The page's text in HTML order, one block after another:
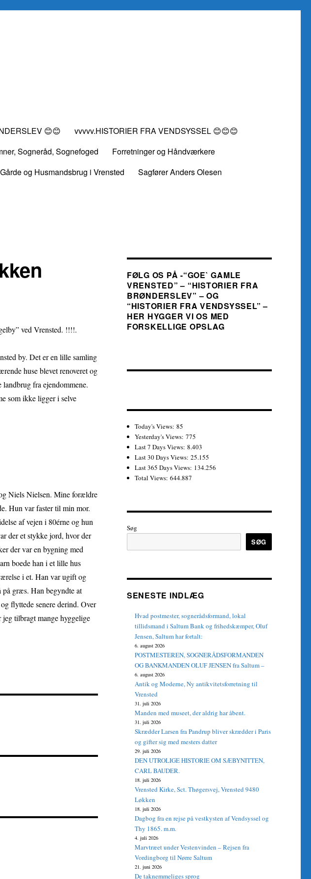
😊😊
vvvvv.HISTORIER FRA VENDSYSSEL 😊😊😊
Sogneråd, Sognefoged
Forretninger og Håndværkere
Gårde og Husmandsbrug i Vrensted
Sagfører Anders Olesen
ved Vrensted. !!!!.
by. Det er en lille samling
huse blevet renoveret og
fra ejendommene.
som ikke ligger i selve
Niels Nielsen. Mine forældre
Hun var faster til min mor.
af vejen i 80érne og hun
der et stykke jord, hvor der
der var en bygning med
boede han i et lille hus
i et. Han var ugift og
på græs. Han begyndte at
flyttede senere derind. Over
tilbragt mange hyggelige
FØLG OS PÅ -“GOE` GAMLE
VRENSTED” – “HISTORIER FRA
BRØNDERSLEV” – OG
“HISTORIER FRA VENDSYSSEL” –
HER HYGGER VI OS MED
FORSKELLIGE OPSLAG
Today's Views:85
Yesterday's Views:775
Last 7 Days Views:8.403
Last 30 Days Views:25.155
Last 365 Days Views: 134.256
Total Views:644.887
Søg
SØG
SENESTE INDLÆG
Hvad postmester, sognerådsformand, lokal
tillidsmand i Saltum Bank og frihedskæmper, Oluf
Jensen, Saltum har fortalt:
6. august 2026
POSTMESTEREN, SOGNERÅDSFORMANDEN
OG BANKMANDEN OLUF JENSEN fra Saltum –
6. august 2026
Antik og Moderne, Ny antikvitetsforretning til
Vrensted
31. juli 2026
Manden med museet, der aldrig har åbent.
31. juli 2026
Skrædder Larsen fra Pandrup bliver skrædder i Paris
og gifter sig med mesters datter
29. juli 2026
DEN UTROLIGE HISTORIE OM SÆBYNITTEN,
CARL BAUDER.
18. juli 2026
Vrensted Kirke, Sct. Thøgersvej, Vrensted 9480
Løkken
18. juli 2026
Dagbog fra en rejse på vestkysten af Vendsyssel og
Thy 1865. m.m.
4. juli 2026
Marvtræet under Vestenvinden – Rejsen fra
Vordingborg til Nørre Saltum
21. juni 2026
De taknemmeliges sprog